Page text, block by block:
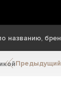
Предыдущий